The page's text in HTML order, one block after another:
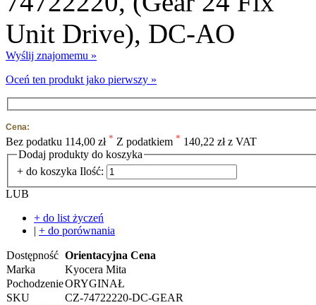
Wyślij znajomemu »
Oceń ten produkt jako pierwszy »
Cena:
Bez podatku 114,00 zł * Z podatkiem * 140,22 zł z VAT
Dodaj produkty do koszyka
+ do koszyka Ilość:
LUB
+ do list życzeń
| + do porównania
Dostępność Orientacyjna Cena
Marka
Kyocera Mita
PochodzenieORYGINAŁ
SKU
CZ-74722220-DC-GEAR